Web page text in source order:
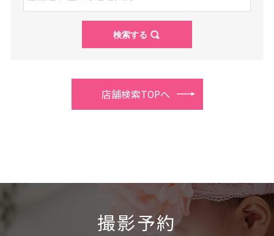
店舗検索TOPへ
撮影予約